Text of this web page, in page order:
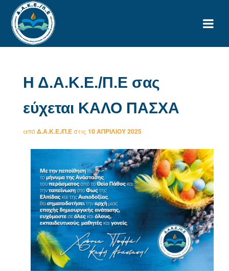
Η Δ.Α.Κ.Ε./Π.Ε σας
εύχεται ΚΑΛΟ ΠΑΣΧΑ
από Δ.Α.Κ.Ε./Π.Εστις 10 ΑΠΡΙΛΊΟΥ 2025